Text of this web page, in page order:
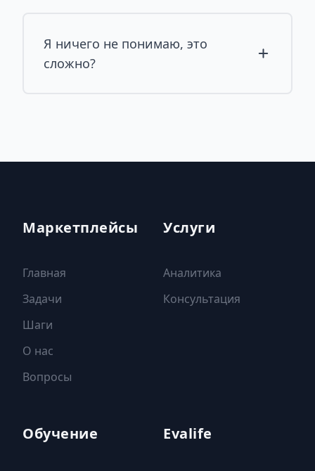
Я ничего не понимаю, это
сложно?
Маркетплейсы
Главная
Задачи
Шаги
О нас
Вопросы
Услуги
Аналитика
Консультация
Обучение Evalife